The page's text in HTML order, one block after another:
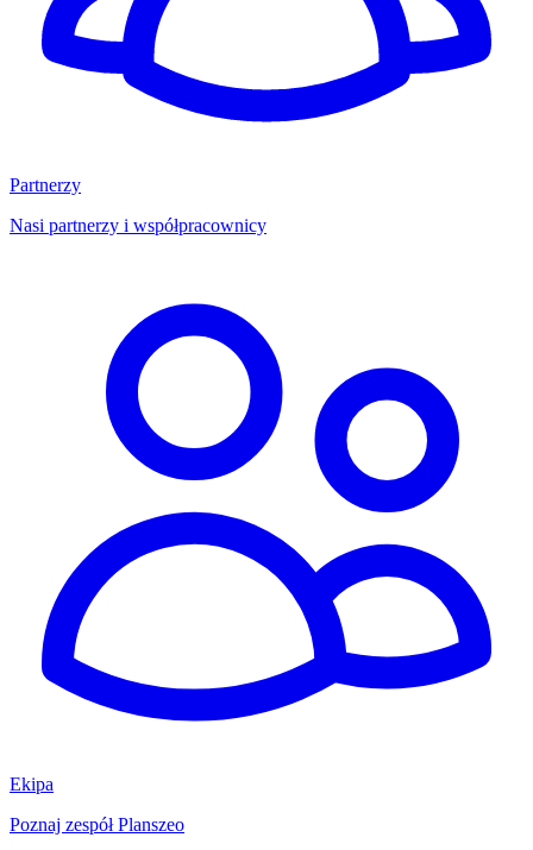
Partnerzy
Nasi partnerzy i współpracownicy
Ekipa
Poznaj zespół Planszeo